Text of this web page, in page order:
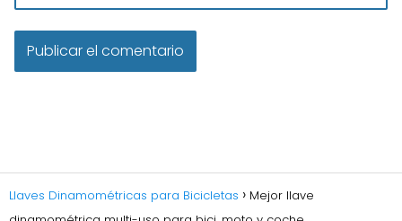
Llaves Dinamométricas para Bicicletas
Mejor llave